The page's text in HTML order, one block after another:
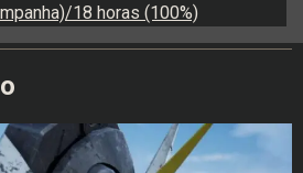
18 horas (100%)